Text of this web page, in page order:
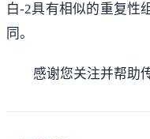
白-2具有相似的重复性
同。
感谢您关注并帮助